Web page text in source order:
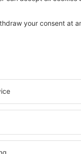
noci
nabídky in Augustow